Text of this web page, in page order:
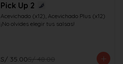
Pick Up 2
Acevichado (x12), Acevichado Plus (x12)
¡No olvides elegir tus salsas!
S/ 35.00S/ 48.00